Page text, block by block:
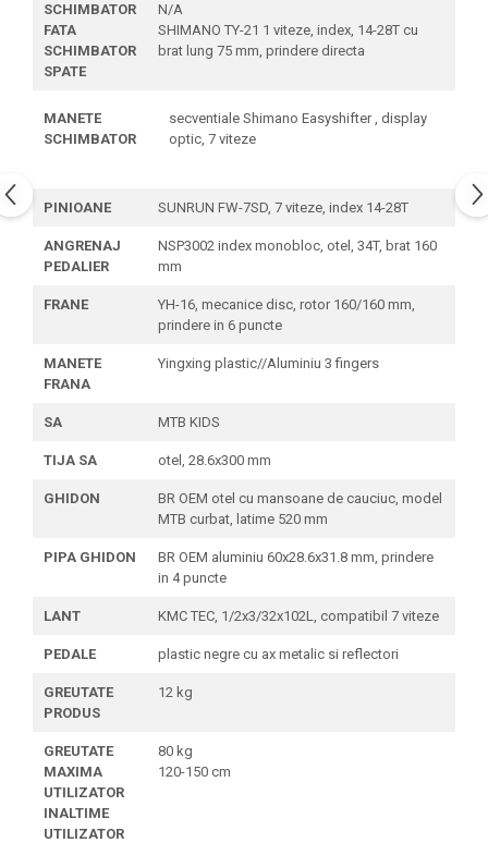
SCHIMBATOR
FATA
SCHIMBATOR
SPATE
N/A
SHIMANO TY-21 1 viteze, index, 14-28T cu
brat lung 75 mm, prindere directa
MANETE
SCHIMBATOR
secventiale Shimano Easyshifter , display
optic, 7 viteze
PINIOANE SUNRUN FW-7SD, 7 viteze, index 14-28T
ANGRENAJ
PEDALIER
NSP3002 index monobloc, otel, 34T, brat 160
mm
FRANE
YH-16, mecanice disc, rotor 160/160 mm,
prindere in 6 puncte
MANETE
FRANA
Yingxing plastic//Aluminiu 3 fingers
SA MTB KIDS
TIJA SA otel, 28.6x300 mm
GHIDON
BR OEM otel cu mansoane de cauciuc, model
MTB curbat, latime 520 mm
PIPA GHIDON
BR OEM aluminiu 60x28.6x31.8 mm, prindere
in 4 puncte
LANT KMC TEC, 1/2x3/32x102L, compatibil 7 viteze
PEDALE plastic negre cu ax metalic si reflectori
GREUTATE
PRODUS
12 kg
GREUTATE
MAXIMA
UTILIZATOR
INALTIME
UTILIZATOR
80 kg
120-150 cm